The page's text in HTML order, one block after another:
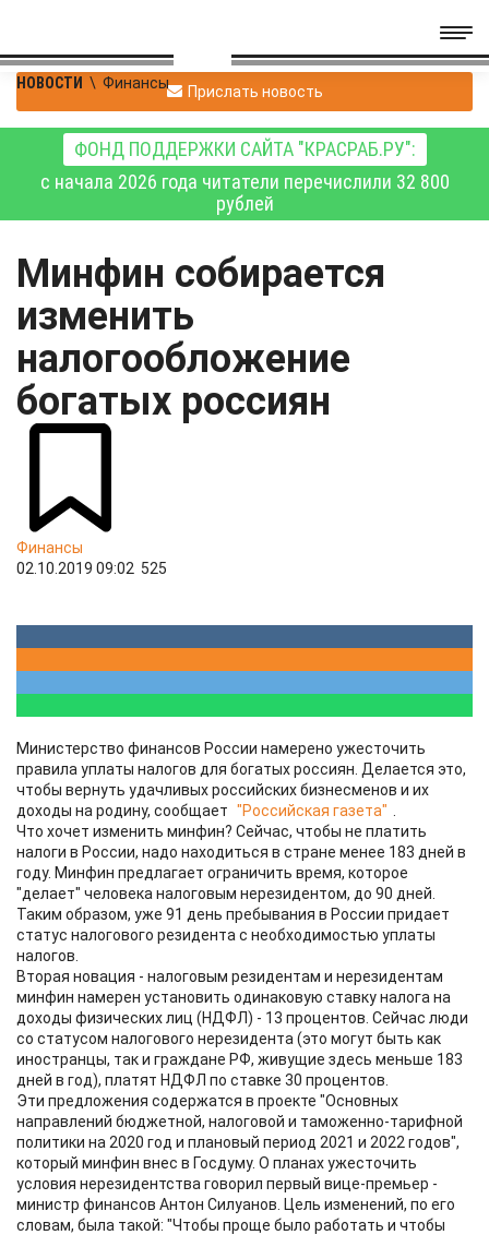
НОВОСТИ \ Финансы Прислать новость
ФОНД ПОДДЕРЖКИ САЙТА "КРАСРАБ.РУ":
с начала 2026 года читатели перечислили 32 800
рублей
Минфин собирается
изменить
налогообложение
богатых россиян
Финансы
02.10.2019 09:02 525
Министерство финансов России намерено ужесточить
правила уплаты налогов для богатых россиян. Делается это,
чтобы вернуть удачливых российских бизнесменов и их
доходы на родину, сообщает "Российская газета"
Что хочет изменить минфин? Сейчас, чтобы не платить
налоги в России, надо находиться в стране менее 183 дней в
году. Минфин предлагает ограничить время, которое
"делает" человека налоговым нерезидентом, до 90 дней.
Таким образом, уже 91 день пребывания в России придает
статус налогового резидента с необходимостью уплаты
налогов.
Вторая новация - налоговым резидентам и нерезидентам
минфин намерен установить одинаковую ставку налога на
доходы физических лиц (НДФЛ) - 13 процентов. Сейчас люди
со статусом налогового нерезидента (это могут быть как
иностранцы, так и граждане РФ, живущие здесь меньше 183
дней в год), платят НДФЛ по ставке 30 процентов.
Эти предложения содержатся в проекте "Основных
направлений бюджетной, налоговой и таможенно-тарифной
политики на 2020 год и плановый период 2021 и 2022 годов",
который минфин внес в Госдуму. О планах ужесточить
условия нерезидентства говорил первый вице-премьер -
министр финансов Антон Силуанов. Цель изменений, по его
словам, была такой: "Чтобы проще было работать и чтобы